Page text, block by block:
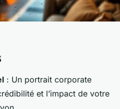
: Un portrait corporate
et l’impact de votre